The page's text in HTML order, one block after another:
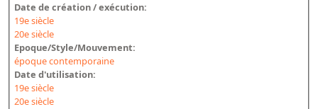
Date de création / exécution:
19e siècle
20e siècle
Epoque/Style/Mouvement:
époque contemporaine
Date d'utilisation:
19e siècle
20e siècle